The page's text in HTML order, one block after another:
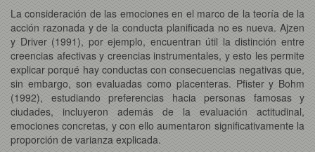
La consideración de las emociones en el marco de la teoría de la
acción razonada y de la conducta planificada no es nueva. Ajzen
y Driver (1991), por ejemplo, encuentran útil la distinción entre
creencias afectivas y creencias instrumentales, y esto les permite
explicar porqué hay conductas con consecuencias negativas que,
sin embargo, son evaluadas como placenteras. Pfister y Bohm
(1992), estudiando preferencias hacia personas famosas y
ciudades, incluyeron además de la evaluación actitudinal,
emociones concretas, y con ello aumentaron significativamente la
proporción de varianza explicada.